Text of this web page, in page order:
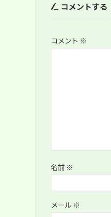
コメントする
コメント ※
名前 ※
メール ※